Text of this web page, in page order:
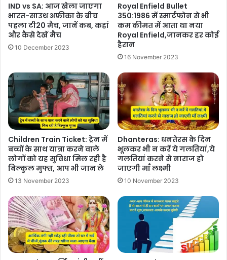
IND vs SA: आज खेला जाएगा
भारत-साउथ अफ्रीका के बीच
पहला टी20 मैच, जानें कब, कहां
और कैसे देखें मैच
10 December 2023
Royal Enfield Bullet
350:1986 में स्मार्टफोन से भी
कम कीमत में आता था नया
Royal Enfield,जानकर हर कोई
हैरान
16 November 2023
Children Train Ticket: ट्रेन में
बच्चों के साथ यात्रा करने वाले
लोगों को यह सुविधा मिल रही है
बिल्कुल मुफ्त, आप भी जान ले
13 November 2023
Dhanteras: धनतेरस के दिन
भूलकर भी न करें ये गलतियां,ये
गलतियां करने से नाराज हो
जाएगी माँ लक्ष्मी
10 November 2023